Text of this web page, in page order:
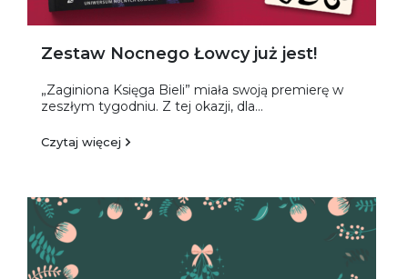
Zestaw Nocnego Łowcy już jest!
„Zaginiona Księga Bieli” miała swoją premierę w
zeszłym tygodniu. Z tej okazji, dla...
Czytaj więcej